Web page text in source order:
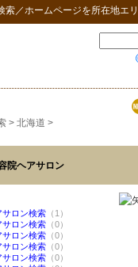
索／ホームページを所在地エ
> 北海道 >
院ヘアサロン
サロン検索 （1）
サロン検索 （0）
サロン検索 （0）
サロン検索 （0）
サロン検索 （0）